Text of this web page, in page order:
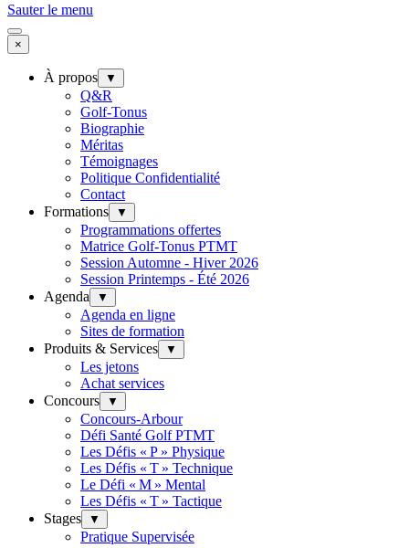
Sauter le menu
×
À propos ▼
Q&R
Golf-Tonus
Biographie
Méritas
Témoignages
Politique Confidentialité
Contact
Formations
▼
Programmations offertes
Matrice Golf-Tonus PTMT
Session Automne - Hiver 2026
Session Printemps - Été 2026
Agenda
▼
Agenda en ligne
Sites de formation
Produits & Services
▼
Les jetons
Achat services
Concours
▼
Concours-Arbour
Défi Santé Golf PTMT
Les Défis « P » Physique
Les Défis « T » Technique
Le Défi « M » Mental
Les Défis « T » Tactique
Stages
▼
Pratique Supervisée